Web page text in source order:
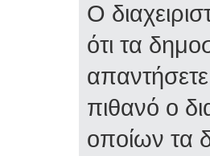
Ο
ότι τα
πιθανό ο
οποίων τα